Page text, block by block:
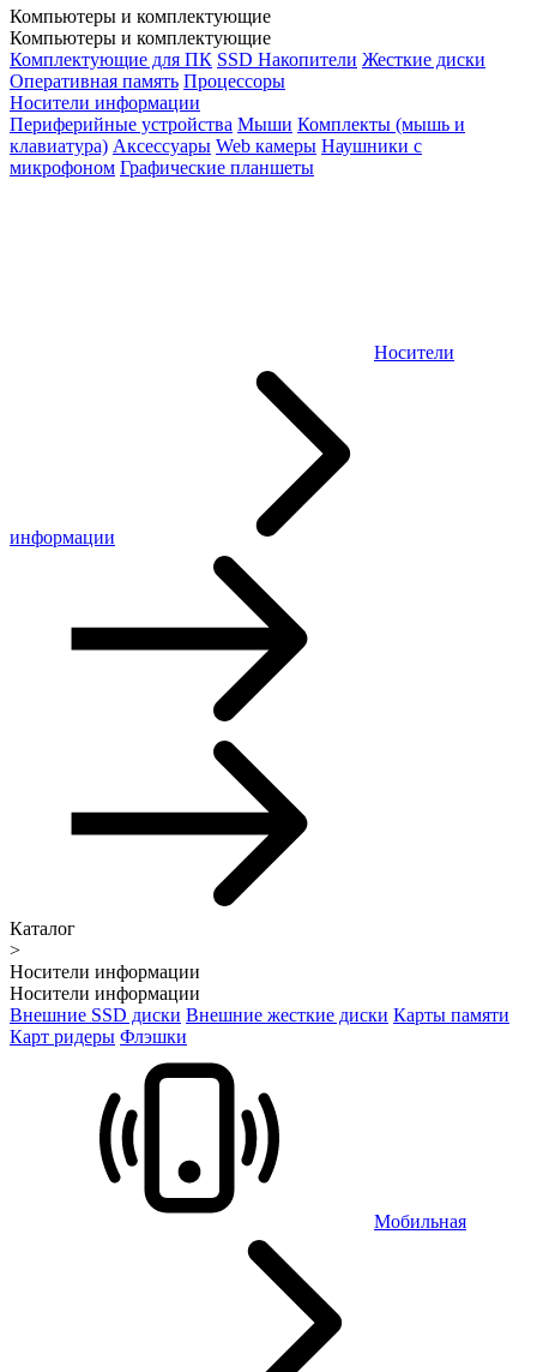
Компьютеры и комплектующие
Компьютеры и комплектующие
Комплектующие для ПК SSD Накопители Жесткие диски
Оперативная память Процессоры
Носители информации
Периферийные устройства Мыши Комплекты (мышь и
клавиатура) Аксессуары Web камеры Наушники с
микрофоном Графические планшеты
Носители
информации
Каталог
>
Носители информации
Носители информации
Внешние SSD диски Внешние жесткие диски Карты памяти
Карт ридеры Флэшки
Мобильная